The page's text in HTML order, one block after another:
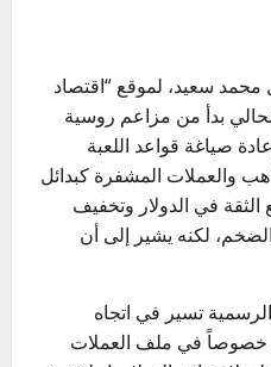
محمد سعيد، لموقع “اقتصاد
بدأ من مزاعم روسية
صياغة قواعد اللعبة
والعملات المشفرة كبدائل
الثقة في الدولار وتخفيف
لكنه يشير إلى أن
تسير في اتجاه
خصوصاً في ملف العملات